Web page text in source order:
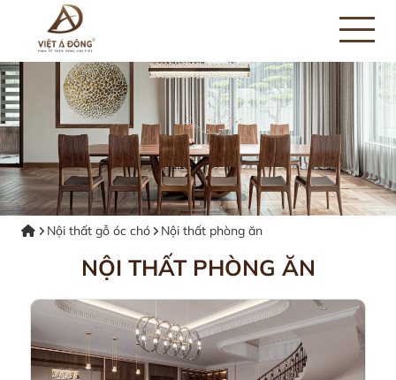
Nội thất gỗ óc chó Nội thất phòng ăn
NỘI THẤT PHÒNG ĂN